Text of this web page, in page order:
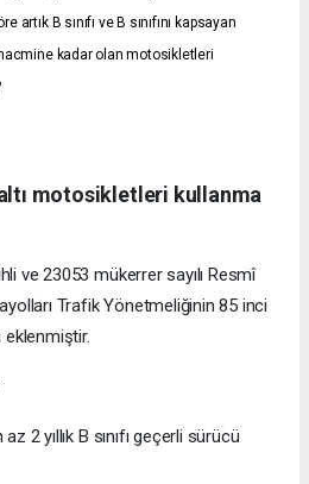
artık B sınıfı ve B sınıfını kapsayan
kadar olan motosikletleri
altı motosikletleri kullanma
ve 23053 mükerrer sayılı Resmî
Trafik Yönetmeliğinin 85 inci
eklenmiştir.
2 yıllık B sınıfı geçerli sürücü